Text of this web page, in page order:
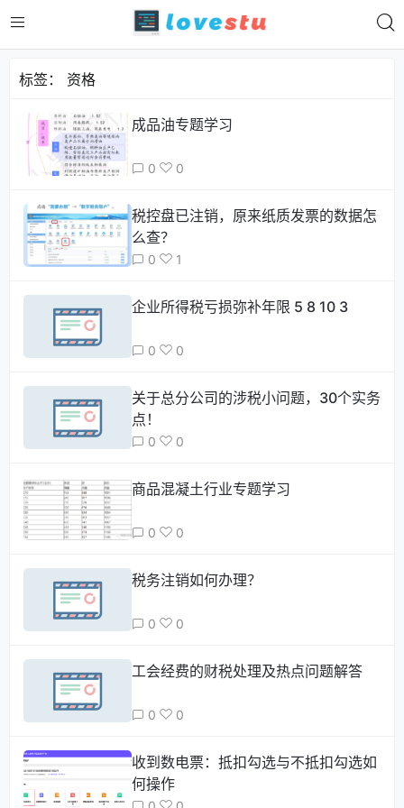
标签： 资格
成品油专题学习
0 0
税控盘已注销，原来纸质发票的数据怎
么查？
0 1
企业所得税亏损弥补年限 5 8 10 3
0 0
关于总分公司的涉税小问题，30个实务
点！
0 0
商品混凝土行业专题学习
0 0
​税务注销如何办理？
0 0
工会经费的财税处理及热点问题解答
0 0
收到数电票：抵扣勾选与不抵扣勾选如
何操作